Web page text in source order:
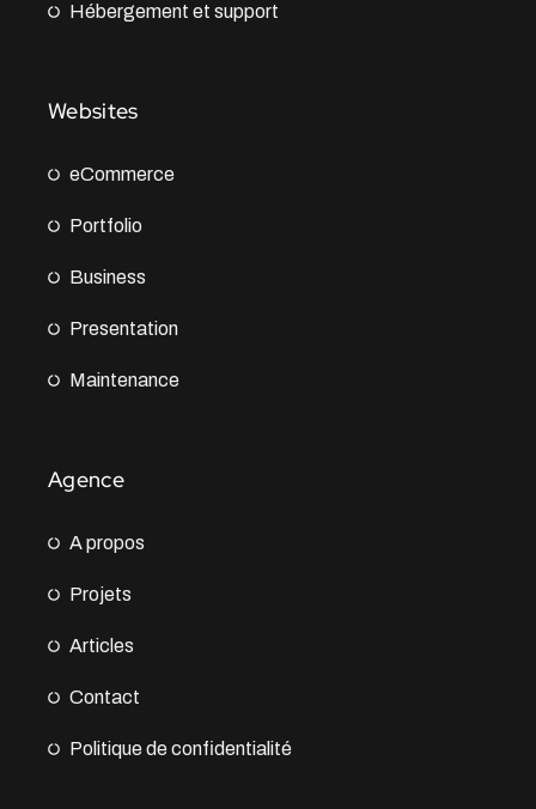
Hébergement et support
Websites
eCommerce
Portfolio
Business
Presentation
Maintenance
Agence
A propos
Projets
Articles
Contact
Politique de confidentialité